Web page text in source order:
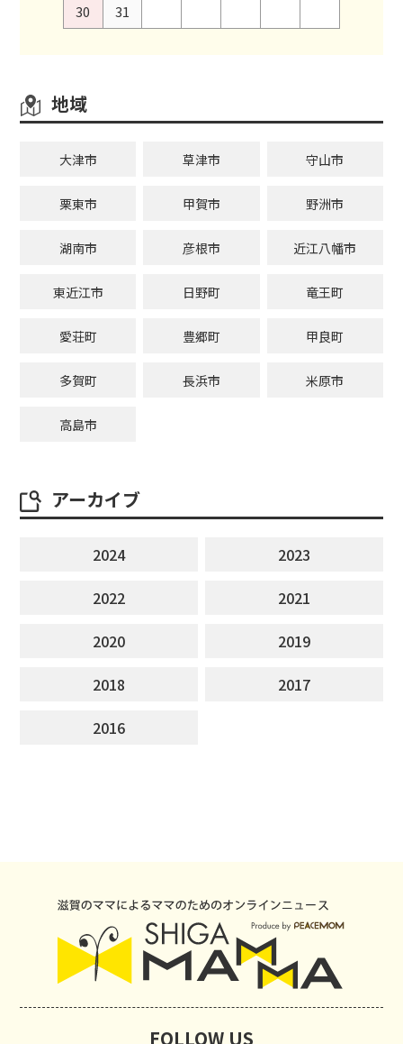
30
31
地域
大津市 草津市 守山市
栗東市 甲賀市 野洲市
湖南市 彦根市 近江八幡市
東近江市 日野町 竜王町
愛荘町 豊郷町 甲良町
多賀町 長浜市 米原市
高島市
アーカイブ
2024
2023
2022
2021
2020
2019
2018
2017
2016
FOLLOW US